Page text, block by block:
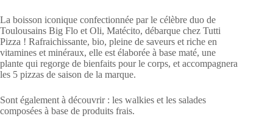
La boisson iconique confectionnée par le célèbre duo de
Toulousains Big Flo et Oli, Matécito, débarque chez Tutti
Pizza ! Rafraichissante, bio, pleine de saveurs et riche en
vitamines et minéraux, elle est élaborée à base maté, une
plante qui regorge de bienfaits pour le corps, et accompagnera
les 5 pizzas de saison de la marque.
Sont également à découvrir : les walkies et les salades
composées à base de produits frais.